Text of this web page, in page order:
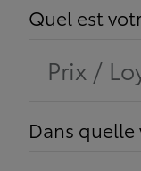
Quel est
Prix /
Dans quelle